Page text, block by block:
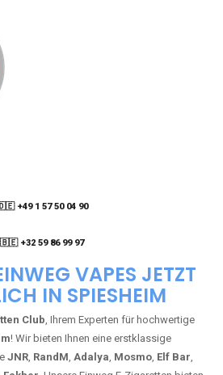
+49 1 57 50 04 90
🇧🇪 +32 59 86 99 97
VAPES JETZT
IN SPIESHEIM
Club, Ihrem Experten für hochwertige
! Wir bieten Ihnen eine erstklassige
JNR, RandM, Adalya, Mosmo, Elf Bar,